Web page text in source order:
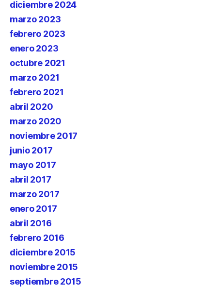
diciembre 2024
marzo 2023
febrero 2023
enero 2023
octubre 2021
marzo 2021
febrero 2021
abril 2020
marzo 2020
noviembre 2017
junio 2017
mayo 2017
abril 2017
marzo 2017
enero 2017
abril 2016
febrero 2016
diciembre 2015
noviembre 2015
septiembre 2015